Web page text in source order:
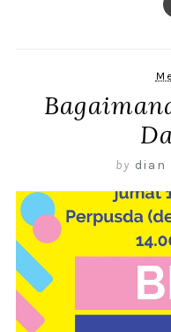
by dian